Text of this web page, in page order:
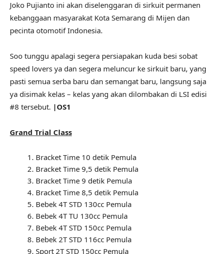
Joko Pujianto ini akan diselenggaran di sirkuit permanen
kebanggaan masyarakat Kota Semarang di Mijen dan
pecinta otomotif Indonesia.
Soo tunggu apalagi segera persiapakan kuda besi sobat
speed lovers ya dan segera meluncur ke sirkuit baru, yang
pasti semua serba baru dan semangat baru, langsung saja
ya disimak kelas – kelas yang akan dilombakan di LSI edisi
#8 tersebut. |OS1
Grand Trial Class
Bracket Time 10 detik Pemula
Bracket Time 9,5 detik Pemula
Bracket Time 9 detik Pemula
Bracket Time 8,5 detik Pemula
Bebek 4T STD 130cc Pemula
Bebek 4T TU 130cc Pemula
Bebek 4T STD 150cc Pemula
Bebek 2T STD 116cc Pemula
Sport 2T STD 150cc Pemula